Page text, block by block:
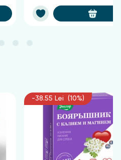
-38.55 Lei (10%)